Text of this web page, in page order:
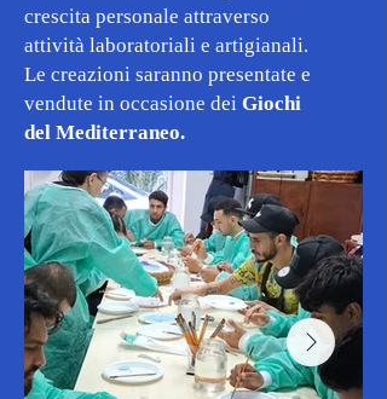
crescita personale attraverso
attività laboratoriali e artigianali.
Le creazioni saranno presentate e
vendute in occasione dei Giochi
del Mediterraneo.